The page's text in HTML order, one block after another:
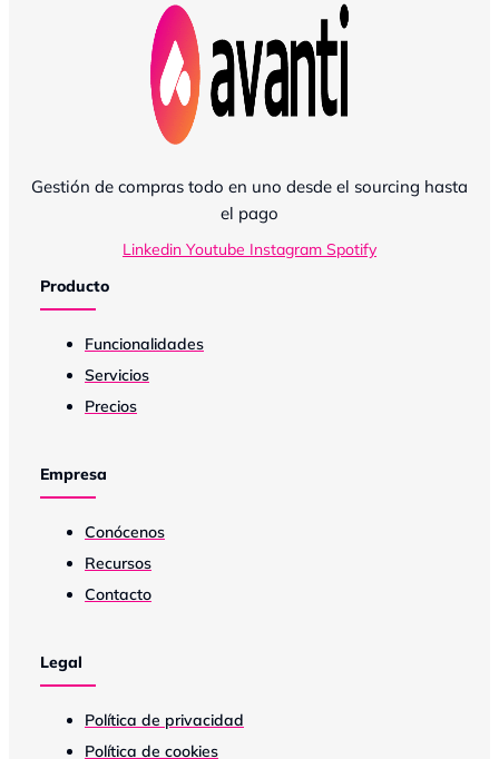
Gestión de compras todo en uno desde el sourcing hasta
el pago
Linkedin Youtube Instagram Spotify
Producto
Funcionalidades
Servicios
Precios
Empresa
Conócenos
Recursos
Contacto
Legal
Política de privacidad
Política de cookies